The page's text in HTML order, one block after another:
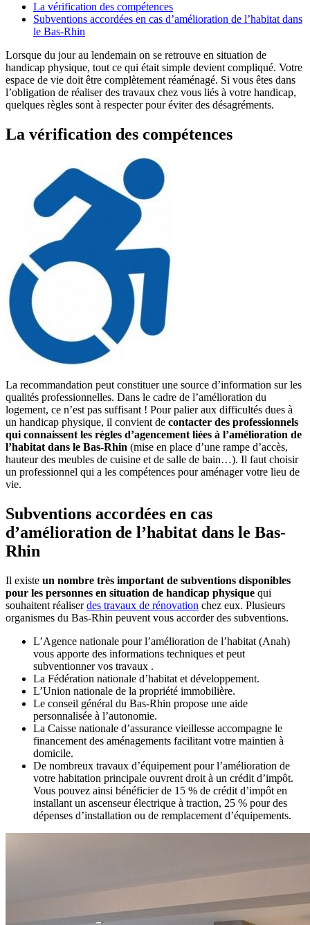
La vérification des compétences
Subventions accordées en cas d’amélioration de l’habitat dans
le Bas-Rhin
Lorsque du jour au lendemain on se retrouve en situation de
handicap physique, tout ce qui était simple devient compliqué. Votre
espace de vie doit être complètement réaménagé. Si vous êtes dans
l’obligation de réaliser des travaux chez vous liés à votre handicap,
quelques règles sont à respecter pour éviter des désagréments.
La vérification des compétences
La recommandation peut constituer une source d’information sur les
qualités professionnelles. Dans le cadre de l’amélioration du
logement, ce n’est pas suffisant ! Pour palier aux difficultés dues à
un handicap physique, il convient de contacter des professionnels
qui connaissent les règles d’agencement liées à l’amélioration de
l’habitat dans le Bas-Rhin (mise en place d’une rampe d’accès,
hauteur des meubles de cuisine et de salle de bain…). Il faut choisir
un professionnel qui a les compétences pour aménager votre lieu de
vie.
Subventions accordées en cas
d’amélioration de l’habitat dans le Bas-
Rhin
Il existe un nombre très important de subventions disponibles
pour les personnes en situation de handicap physique qui
souhaitent réaliserdes travaux de rénovation chez eux. Plusieurs
organismes du Bas-Rhin peuvent vous accorder des subventions.
L’Agence nationale pour l’amélioration de l’habitat (Anah)
vous apporte des informations techniques et peut
subventionner vos travaux .
La Fédération nationale d’habitat et développement.
L’Union nationale de la propriété immobilière.
Le conseil général du Bas-Rhin propose une aide
personnalisée à l’autonomie.
La Caisse nationale d’assurance vieillesse accompagne le
financement des aménagements facilitant votre maintien à
domicile.
De nombreux travaux d’équipement pour l’amélioration de
votre habitation principale ouvrent droit à un crédit d’impôt.
Vous pouvez ainsi bénéficier de 15 % de crédit d’impôt en
installant un ascenseur électrique à traction, 25 % pour des
dépenses d’installation ou de remplacement d’équipements.